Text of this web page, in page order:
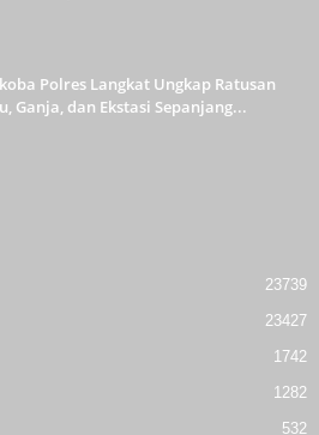
Polres Langkat Ungkap Ratusan
Ganja, dan Ekstasi Sepanjang...
23739
23427
1742
1282
532